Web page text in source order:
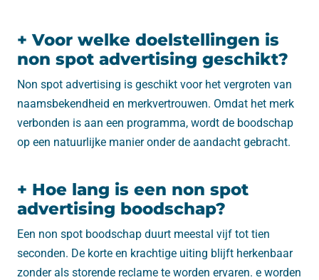
+ Voor welke doelstellingen is
non spot advertising geschikt?
Non spot advertising is geschikt voor het vergroten van
naamsbekendheid en merkvertrouwen. Omdat het merk
verbonden is aan een programma, wordt de boodschap
op een natuurlijke manier onder de aandacht gebracht.
+ Hoe lang is een non spot
advertising boodschap?
Een non spot boodschap duurt meestal vijf tot tien
seconden. De korte en krachtige uiting blijft herkenbaar
zonder als storende reclame te worden ervaren. e worden